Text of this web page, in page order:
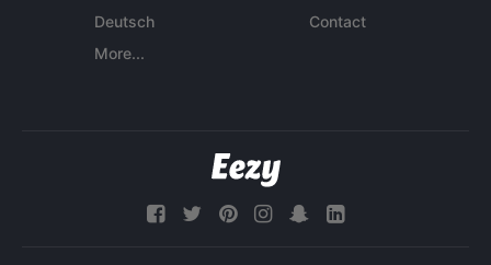
Deutsch
More...
Contact